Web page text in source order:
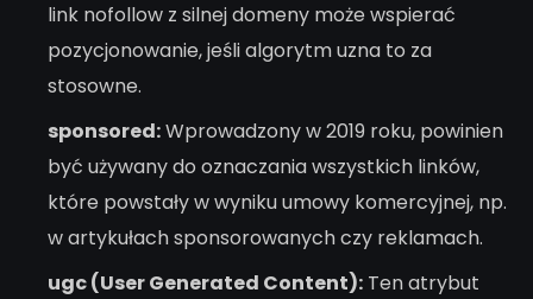
link nofollow z silnej domeny może wspierać
pozycjonowanie, jeśli algorytm uzna to za
stosowne.
sponsored:Wprowadzony w 2019 roku, powinien
być używany do oznaczania wszystkich linków,
które powstały w wyniku umowy komercyjnej, np.
w artykułach sponsorowanych czy reklamach.
ugc (User Generated Content): Ten atrybut